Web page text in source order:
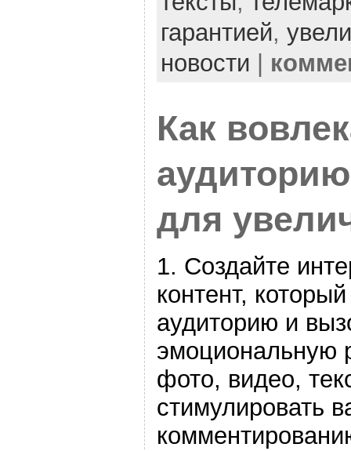
гарантией,
новости
Как
для
1. Создайте
контент,
аудиторию и
эмоциональную
фото, видео,
стимулировать